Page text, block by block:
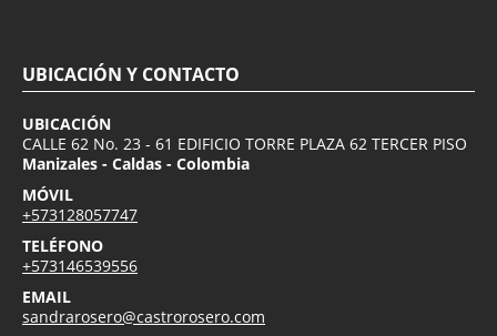
UBICACIÓN Y CONTACTO
UBICACIÓN
CALLE 62 No. 23 - 61 EDIFICIO TORRE PLAZA 62 TERCER PISO
Manizales - Caldas - Colombia
MÓVIL
+573128057747
TELÉFONO
+573146539556
EMAIL
sandrarosero@castrorosero.com